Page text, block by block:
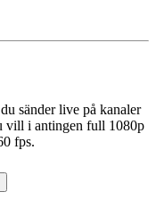
sänder live på kanaler
vill i antingen full 1080p
fps.